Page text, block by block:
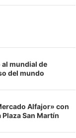
mundial de
del mundo
Alfajor» con
San Martín